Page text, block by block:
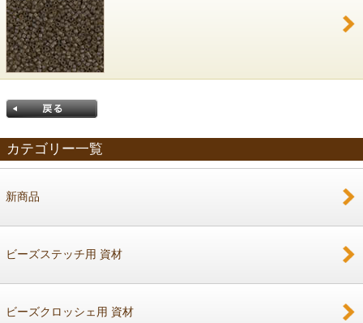
カテゴリー一覧
新商品
ビーズステッチ用 資材
ビーズクロッシェ用 資材